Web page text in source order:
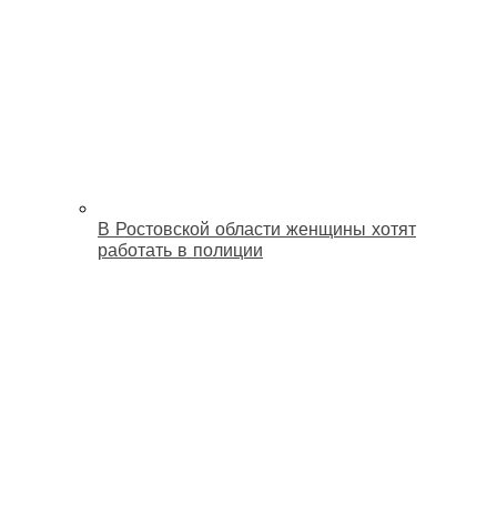
В Ростовской области женщины хотят
работать в полиции